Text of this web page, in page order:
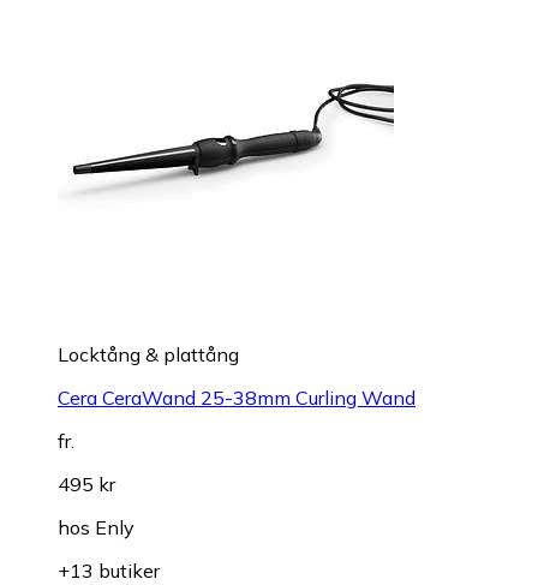
Locktång & plattång
Cera CeraWand 25-38mm Curling Wand
fr.
495 kr
hos Enly
+13 butiker